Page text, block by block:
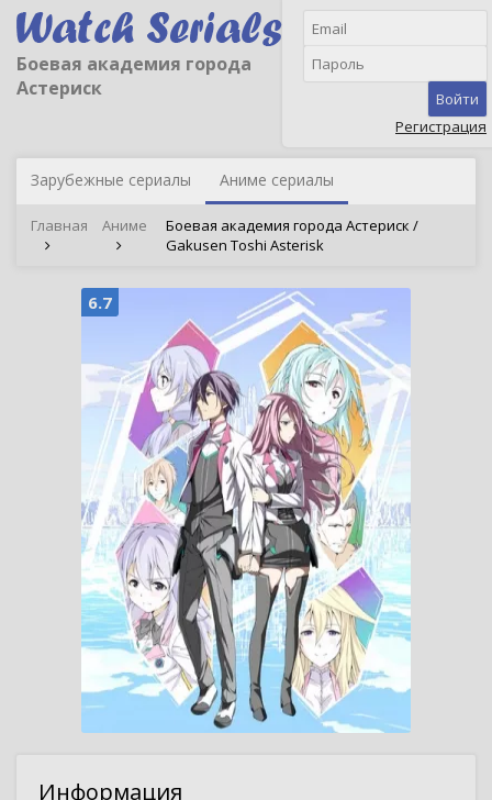
Боевая академия города
Астериск
Войти
Регистрация
Зарубежные сериалы Аниме сериалы
Главная Аниме
Боевая академия города Астериск /
Gakusen Toshi Asterisk
6.7
Информация